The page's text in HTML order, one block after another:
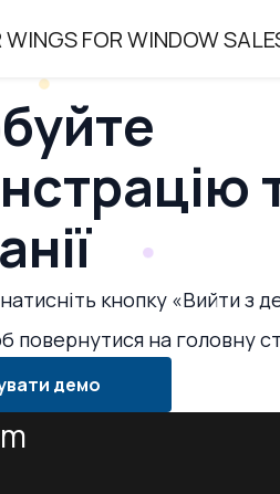
WINGS FOR WINDOW
кнопку «Вийти з
повернутися на головну
демо